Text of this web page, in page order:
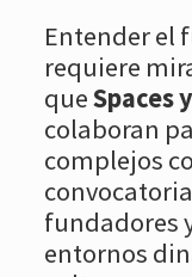
Entender el
requiere
queSpaces
colaboran
complejos
fundadores
entornos